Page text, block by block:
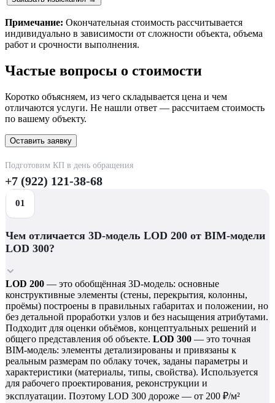
Примечание: Окончательная стоимость рассчитывается
индивидуально в зависимости от сложности объекта, объема
работ и срочности выполнения.
Частые вопросы о стоимости
Коротко объясняем, из чего складывается цена и чем
отличаются услуги. Не нашли ответ — рассчитаем стоимость
по вашему объекту.
Оставить заявку
Подготовим КП в день обращения
+7 (922) 121-38-68
Чем отличается 3D-модель LOD 200 от BIM-модели
LOD 300?
LOD 200 — это обобщённая 3D-модель: основные
конструктивные элементы (стены, перекрытия, колонны,
проёмы) построены в правильных габаритах и положении, но
без детальной проработки узлов и без насыщения атрибутами.
Подходит для оценки объёмов, концептуальных решений и
общего представления об объекте. LOD 300 — это точная
BIM-модель: элементы детализированы и привязаны к
реальным размерам по облаку точек, заданы параметры и
характеристики (материалы, типы, свойства). Используется
для рабочего проектирования, реконструкции и
эксплуатации. Поэтому LOD 300 дороже — от 200 ₽/м²